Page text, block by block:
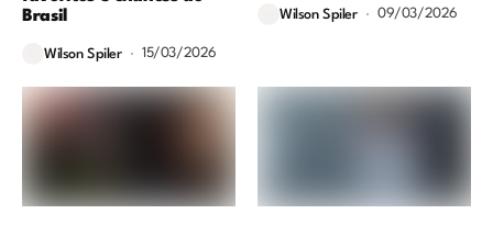
Brasil
Wilson Spiler 15/03/2026
Wilson Spiler 09/03/2026